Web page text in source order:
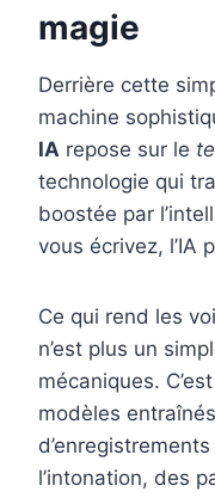
magie
Derrière cette
machine
IA repose sur le
technologie qui
boostée par
vous écrivez, l’IA
Ce qui rend les
n’est plus un
mécaniques.
modèles
l’intonation, des